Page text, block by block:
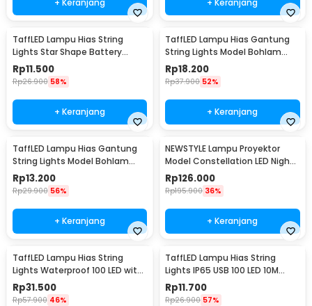
TaffLED Lampu Hias String
Lights Star Shape Battery
Power 20 LED 3M - 2G11
Rp11.500
Rp26.900 58%
+ Keranjang
TaffLED Lampu Hias Gantung
String Lights Model Bohlam
Mini Waterproof 6M - ZYD0931
Rp18.200
Rp37.900 52%
+ Keranjang
TaffLED Lampu Hias Gantung
String Lights Model Bohlam
Mini Waterproof 3M - ZYD0931
Rp13.200
Rp29.900 56%
+ Keranjang
NEWSTYLE Lampu Proyektor
Model Constellation LED Night
Light 3W 5V - NL-USB
Rp126.000
Rp195.900 36%
+ Keranjang
TaffLED Lampu Hias String
Lights Waterproof 100 LED with
Solar Panel - M071
Rp31.500
Rp57.900 46%
TaffLED Lampu Hias String
Lights IP65 USB 100 LED 10M
Warm White - TDC-01
Rp11.700
Rp26.900 57%